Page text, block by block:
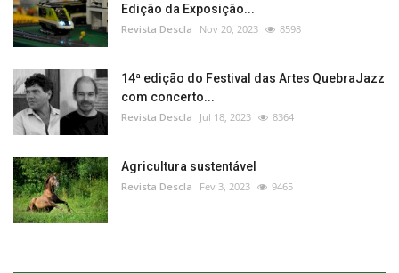
Edição da Exposição...
Revista Descla Nov 20, 2023 8598
14ª edição do Festival das Artes QuebraJazz
com concerto...
Revista Descla Jul 18, 2023 8364
Agricultura sustentável
Revista Descla Fev 3, 2023 9465